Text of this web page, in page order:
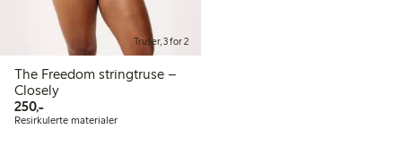
Truser, 3 for 2
The Freedom stringtruse –
Closely
250,-250,00 kr
Resirkulerte materialer